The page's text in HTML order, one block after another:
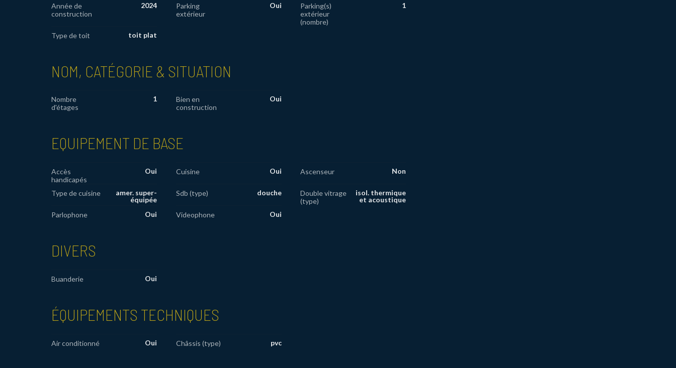
Année de
construction
2024
Parking
extérieur
Oui
Parking(s)
extérieur
(nombre)
1
Type de toit toit plat
NOM, CATÉGORIE & SITUATION
Nombre
d'étages
1
Bien en
construction
Oui
EQUIPEMENT DE BASE
Accès
handicapés
Oui Cuisine Oui Ascenseur Non
Type de cuisine
amer. super-
équipée
Sdb (type) douche
Double vitrage
(type)
isol. thermique
et acoustique
Parlophone
Oui Videophone Oui
DIVERS
Buanderie Oui
ÉQUIPEMENTS TECHNIQUES
Air conditionné Oui Châssis (type) pvc